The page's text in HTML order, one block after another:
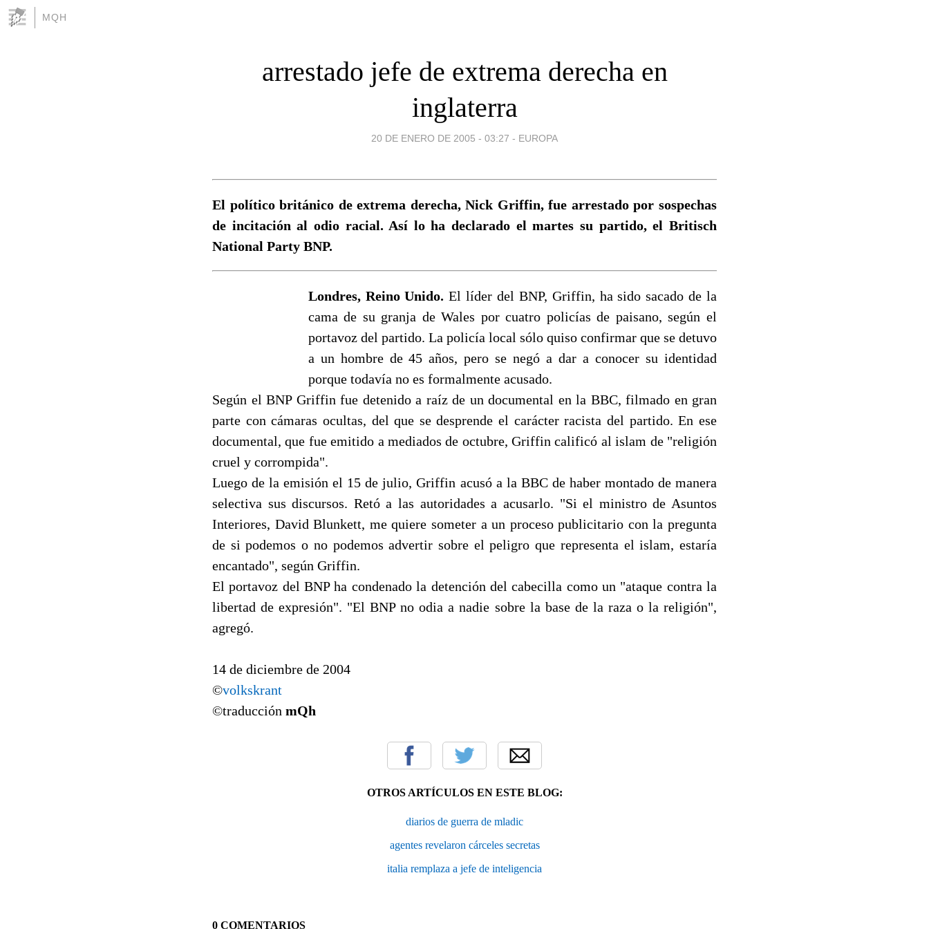
MQH
arrestado jefe de extrema derecha en
inglaterra
20 DE ENERO DE 2005 - 03:27 - EUROPA
El político británico de extrema derecha, Nick Griffin, fue arrestado por sospechas
de incitación al odio racial. Así lo ha declarado el martes su partido, el Britisch
National Party BNP.
Londres, Reino Unido. El líder del BNP, Griffin, ha sido sacado de la
cama de su granja de Wales por cuatro policías de paisano, según el
portavoz del partido. La policía local sólo quiso confirmar que se detuvo
a un hombre de 45 años, pero se negó a dar a conocer su identidad
porque todavía no es formalmente acusado.
Según el BNP Griffin fue detenido a raíz de un documental en la BBC, filmado en gran
parte con cámaras ocultas, del que se desprende el carácter racista del partido. En ese
documental, que fue emitido a mediados de octubre, Griffin calificó al islam de "religión
cruel y corrompida".
Luego de la emisión el 15 de julio, Griffin acusó a la BBC de haber montado de manera
selectiva sus discursos. Retó a las autoridades a acusarlo. "Si el ministro de Asuntos
Interiores, David Blunkett, me quiere someter a un proceso publicitario con la pregunta
de si podemos o no podemos advertir sobre el peligro que representa el islam, estaría
encantado", según Griffin.
El portavoz del BNP ha condenado la detención del cabecilla como un "ataque contra la
libertad de expresión". "El BNP no odia a nadie sobre la base de la raza o la religión",
agregó.
14 de diciembre de 2004
©volkskrant
©traducción mQh
OTROS ARTÍCULOS EN ESTE BLOG:
diarios de guerra de mladic
agentes revelaron cárceles secretas
italia remplaza a jefe de inteligencia
0 COMENTARIOS